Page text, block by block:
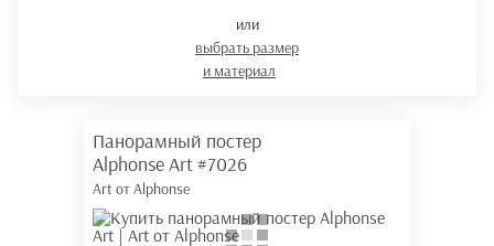
или
выбрать размер
и материал
Панорамный постер
Alphonse Art #7026
Art от Alphonse